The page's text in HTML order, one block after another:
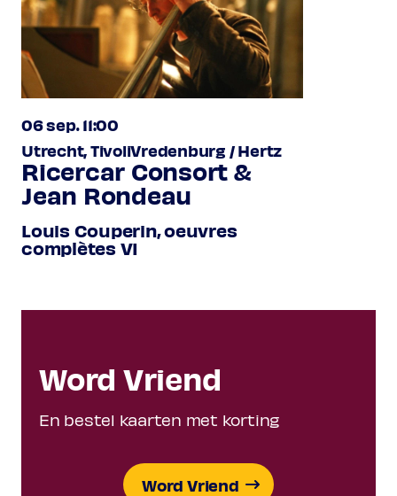
06 sep. 11:00
Utrecht, TivoliVredenburg / Hertz
Ricercar Consort &
Jean Rondeau
Louis Couperin, oeuvres
complètes VI
Word Vriend
En bestel kaarten met korting
Word Vriend